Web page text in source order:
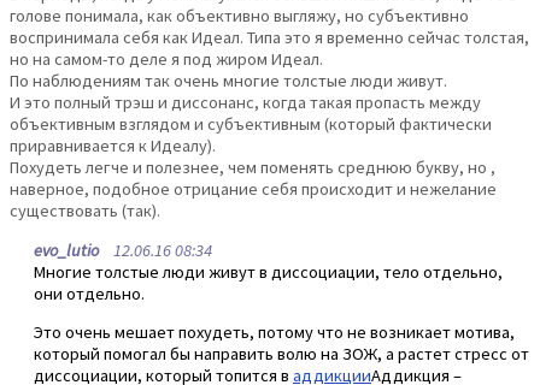
голове понимала, как объективно выгляжу, но субъективно
воспринимала себя как Идеал. Типа это я временно сейчас толстая,
но на самом-то деле я под жиром Идеал.
По наблюдениям так очень многие толстые люди живут.
И это полный трэш и диссонанс, когда такая пропасть между
объективным взглядом и субъективным (который фактически
приравнивается к Идеалу).
Похудеть легче и полезнее, чем поменять среднюю букву, но ,
наверное, подобное отрицание себя происходит и нежелание
существовать (так).
evo_lutio12.06.16 08:34
Многие толстые люди живут в диссоциации, тело отдельно,
они отдельно.
Это очень мешает похудеть, потому что не возникает мотива,
который помогал бы направить волю на ЗОЖ, а растет стресс от
диссоциации, который топится в аддикцииАддикция –